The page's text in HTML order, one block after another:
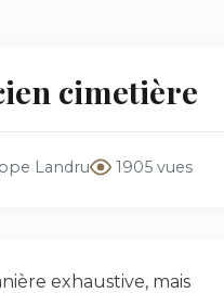
cimetière
Landru 1905 vues
exhaustive, mais